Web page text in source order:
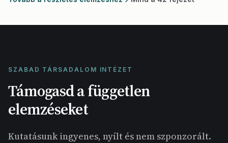
SZABAD TÁRSADALOM INTÉZET
Támogasd a független
elemzéseket
Kutatásunk ingyenes, nyílt és nem szponzorált.